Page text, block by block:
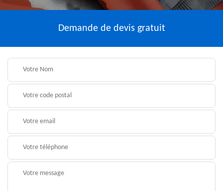
Demande de devis gratuit